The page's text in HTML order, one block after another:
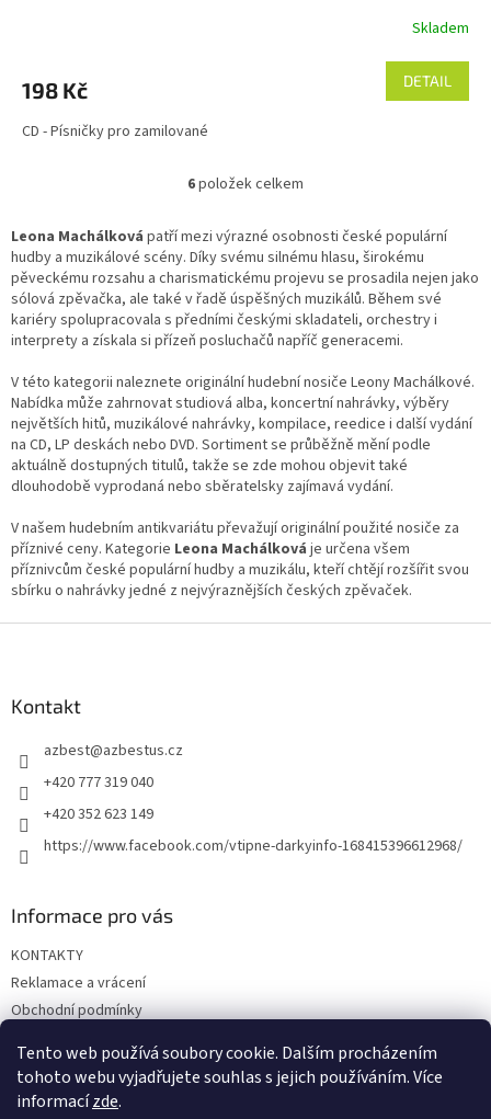
Tento web používá soubory cookie. Dalším procházením
tohoto webu vyjadřujete souhlas s jejich používáním. Více
informacízde.
Skladem
198 Kč DETAIL
CD - Písničky pro zamilované
O
l
á
d
a
c
í
r
v
k
y
v
ý
i
s
u
6položek celkem
Leona Machálková patří mezi výrazné osobnosti české populární
hudby a muzikálové scény. Díky svému silnému hlasu, širokému
pěveckému rozsahu a charismatickému projevu se prosadila nejen jako
sólová zpěvačka, ale také v řadě úspěšných muzikálů. Během své
kariéry spolupracovala s předními českými skladateli, orchestry i
interprety a získala si přízeň posluchačů napříč generacemi.
V této kategorii naleznete originální hudební nosiče Leony Machálkové.
Nabídka může zahrnovat studiová alba, koncertní nahrávky, výběry
největších hitů, muzikálové nahrávky, kompilace, reedice i další vydání
na CD, LP deskách nebo DVD. Sortiment se průběžně mění podle
aktuálně dostupných titulů, takže se zde mohou objevit také
dlouhodobě vyprodaná nebo sběratelsky zajímavá vydání.
V našem hudebním antikvariátu převažují originální použité nosiče za
příznivé ceny. Kategorie Leona Machálková je určena všem
příznivcům české populární hudby a muzikálu, kteří chtějí rozšířit svou
sbírku o nahrávky jedné z nejvýraznějších českých zpěvaček.
Kontakt
azbest@azbestus.cz
+420 777 319 040
+420 352 623 149
https://www.facebook.com/vtipne-darkyinfo-168415396612968/
Informace pro vás
KONTAKTY
Reklamace a vrácení
Obchodní podmínky
Doprava a platba